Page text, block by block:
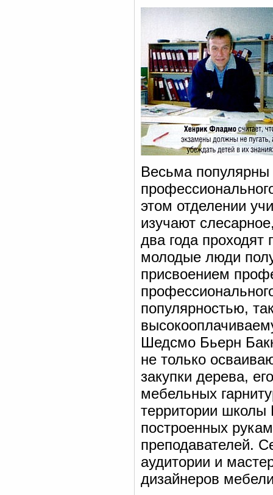
Весьма
этом отделении
изучают
два года проходят
молодые люди
присвоением
популярностью,
Шедсмо Бьерн
не только
закупки дерева,
мебельных
территории
построенных
преподавателей.
аудитории и
дизайнеров